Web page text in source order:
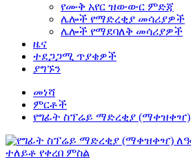
የሙቅ አየር ዝውውር ምድጃ
ሌሎች የማድረቂያ መሳሪያዎች
ሌሎች የማደባለቅ መሳሪያዎች
ዜና
ተደጋጋሚ ጥያቄዎች
ያግኙን
መነሻ
ምርቶች
የግፊት ስፕሬይ ማድረቂያ (ማቀዝቀዣ)